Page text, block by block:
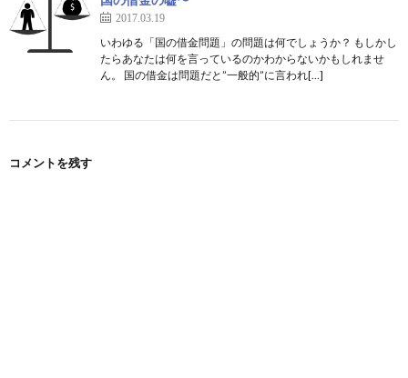
2017.03.19
いわゆる「国の借金問題」の問題は何でしょうか？ もしかし
たらあなたは何を言っているのかわからないかもしれませ
ん。 国の借金は問題だと”一般的”に言われ[…]
コメントを残す